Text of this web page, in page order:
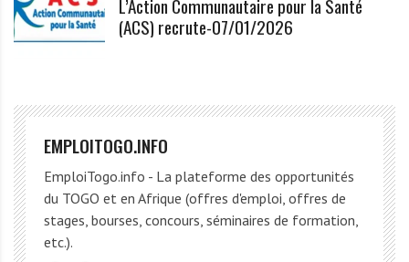
L’Action Communautaire pour la Santé
(ACS) recrute-07/01/2026
EMPLOITOGO.INFO
EmploiTogo.info - La plateforme des opportunités
du TOGO et en Afrique (offres d'emploi, offres de
stages, bourses, concours, séminaires de formation,
etc.).